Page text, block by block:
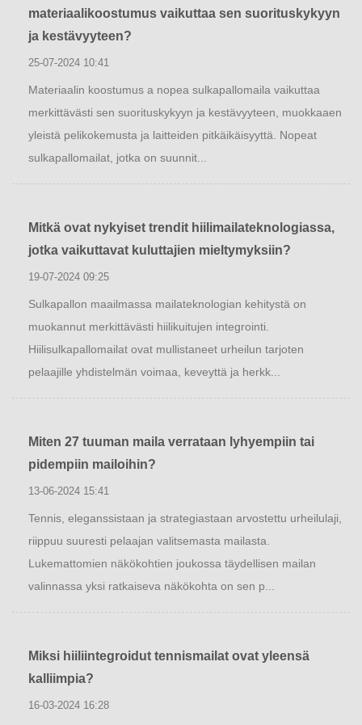
materiaalikoostumus vaikuttaa sen suorituskykyyn
ja kestävyyteen?
25-07-2024 10:41
Materiaalin koostumus a nopea sulkapallomaila vaikuttaa
merkittävästi sen suorituskykyyn ja kestävyyteen, muokkaaen
yleistä pelikokemusta ja laitteiden pitkäikäisyyttä. Nopeat
sulkapallomailat, jotka on suunnit...
Mitkä ovat nykyiset trendit hiilimailateknologiassa,
jotka vaikuttavat kuluttajien mieltymyksiin?
19-07-2024 09:25
Sulkapallon maailmassa mailateknologian kehitystä on
muokannut merkittävästi hiilikuitujen integrointi.
Hiilisulkapallomailat ovat mullistaneet urheilun tarjoten
pelaajille yhdistelmän voimaa, keveyttä ja herkk...
Miten 27 tuuman maila verrataan lyhyempiin tai
pidempiin mailoihin?
13-06-2024 15:41
Tennis, eleganssistaan ​​ja strategiastaan ​​arvostettu urheilulaji,
riippuu suuresti pelaajan valitsemasta mailasta.
Lukemattomien näkökohtien joukossa täydellisen mailan
valinnassa yksi ratkaiseva näkökohta on sen p...
Miksi hiiliintegroidut tennismailat ovat yleensä
kalliimpia?
16-03-2024 16:28